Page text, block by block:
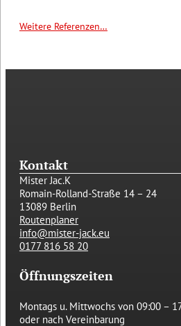
Weitere Referenzen…
Kontakt
Mister Jac.K
Romain-Rolland-Straße 14 – 24
13089 Berlin
Routenplaner
info@mister-jack.eu
0177 816 58 20
Öffnungszeiten
Montags u. Mittwochs von 09:00 –
oder nach Vereinbarung